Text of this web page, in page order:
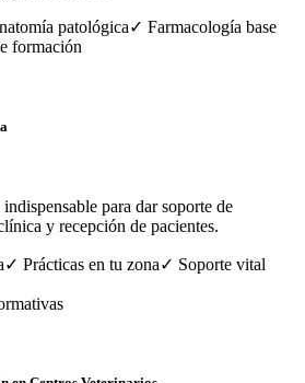
patológica✓ Farmacología base
formación
para dar soporte de
y recepción de pacientes.
✓ Prácticas en tu zona✓ Soporte vital